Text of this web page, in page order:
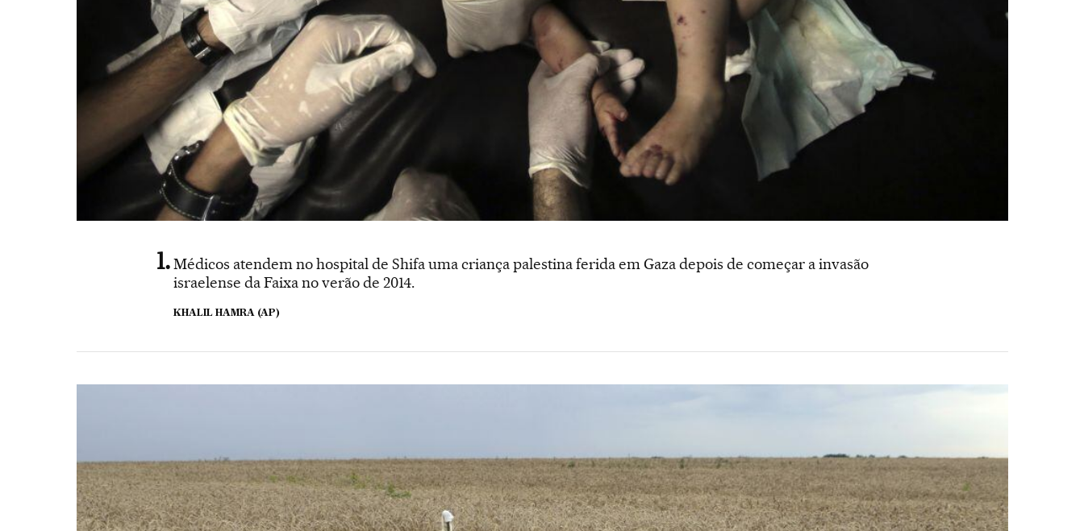
Médicos atendem no hospital de Shifa uma criança palestina ferida em Gaza depois de começar a invasão
israelense da Faixa no verão de 2014.
KHALIL HAMRA (AP)